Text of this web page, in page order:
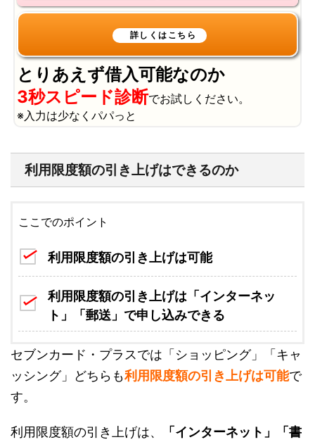
とりあえず借入可能なのか
3秒スピード診断でお試しください。
※入力は少なくパパっと
利用限度額の引き上げはできるのか
ここでのポイント
利用限度額の引き上げは可能
利用限度額の引き上げは「インターネッ
ト」「郵送」で申し込みできる
セブンカード・プラスでは「ショッピング」「キャ
ッシング」どちらも利用限度額の引き上げは可能で
す。
利用限度額の引き上げは、
「インターネット」「書